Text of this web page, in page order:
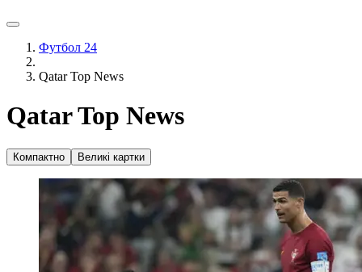
Футбол 24
Qatar Top News
Qatar Top News
Компактно Великі картки